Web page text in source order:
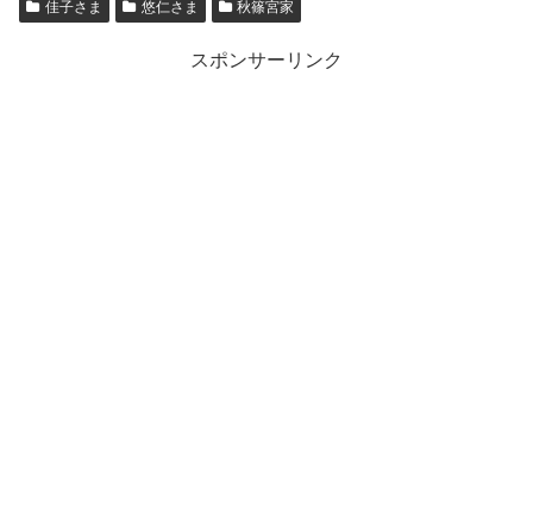
佳子さま 悠仁さま 秋篠宮家
スポンサーリンク